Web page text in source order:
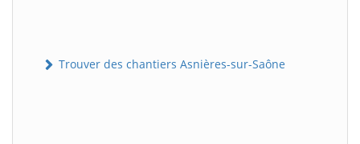
Trouver des chantiers Asnières-sur-Saône